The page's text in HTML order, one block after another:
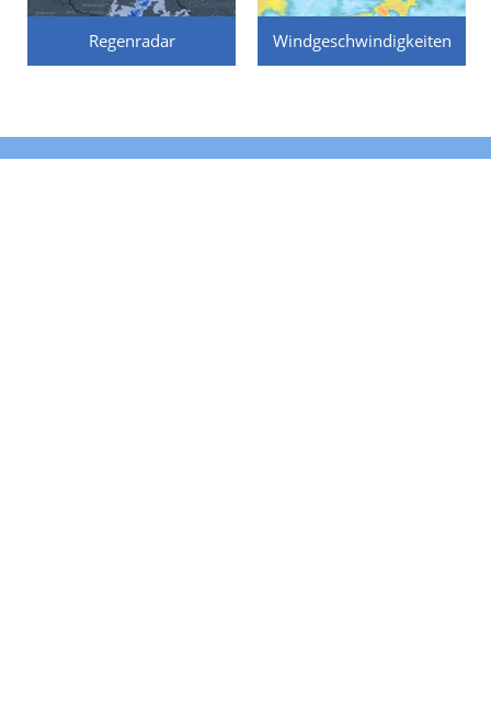
Regenradar Windgeschwindigkeiten